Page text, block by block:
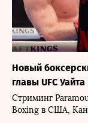
Новый
главы UFC
Стриминг
Boxing в США,